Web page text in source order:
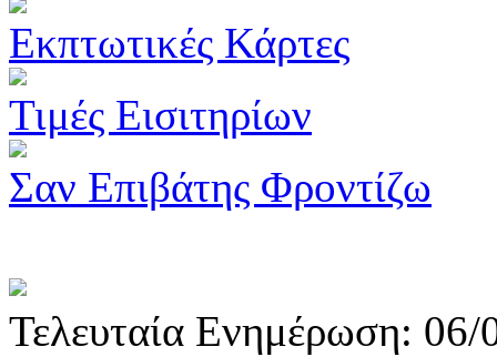
Εκπτωτικές Κάρτες
Τιμές Εισιτηρίων
Σαν Επιβάτης Φροντίζω
Τελευταία Ενημέρωση: